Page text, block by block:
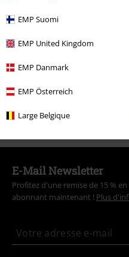
EMP Suomi
EMP United Kingdom
EMP Danmark
EMP Österreich
Large Belgique
Vêtements Pulls
Films & TV Films & TV
Films & TV Films & TV Harry
Films & TV Films & TV Harry
E-Mail Newsletter
Profitez d'une remise de 15 %
abonnant maintenant ! Plus